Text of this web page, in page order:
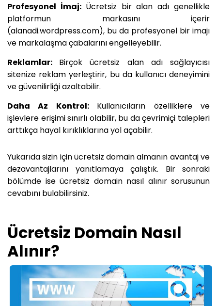
Profesyonel İmaj: Ücretsiz bir alan adı genellikle
platformun markasını içerir
(alanadi.wordpress.com), bu da profesyonel bir imajı
ve markalaşma çabalarını engelleyebilir.
Reklamlar: Birçok ücretsiz alan adı sağlayıcısı
sitenize reklam yerleştirir, bu da kullanıcı deneyimini
ve güvenilirliği azaltabilir.
Daha Az Kontrol: Kullanıcıların özelliklere ve
işlevlere erişimi sınırlı olabilir, bu da çevrimiçi talepleri
arttıkça hayal kırıklıklarına yol açabilir.
Yukarıda sizin için ücretsiz domain almanın avantaj ve
dezavantajlarını yanıtlamaya çalıştık. Bir sonraki
bölümde ise ücretsiz domain nasıl alınır sorusunun
cevabını bulabilirsiniz.
Ücretsiz Domain Nasıl
Alınır?